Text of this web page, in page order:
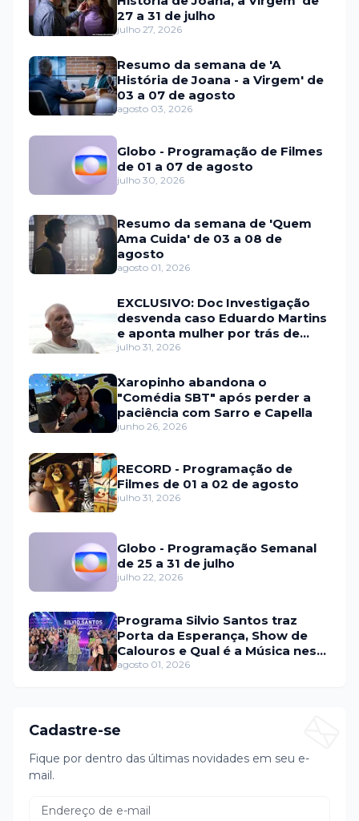
27 a 31 de julho
julho 27, 2026
Resumo da semana de 'A
História de Joana - a Virgem' de
03 a 07 de agosto
agosto 03, 2026
Globo - Programação de Filmes
de 01 a 07 de agosto
julho 30, 2026
Resumo da semana de 'Quem
Ama Cuida' de 03 a 08 de
agosto
agosto 01, 2026
EXCLUSIVO: Doc Investigação
desvenda caso Eduardo Martins
e aponta mulher por trás de
fraude internacional
julho 31, 2026
Xaropinho abandona o
"Comédia SBT" após perder a
paciência com Sarro e Capella
junho 26, 2026
RECORD - Programação de
Filmes de 01 a 02 de agosto
julho 31, 2026
Globo - Programação Semanal
de 25 a 31 de julho
julho 22, 2026
Programa Silvio Santos traz
Porta da Esperança, Show de
Calouros e Qual é a Música neste
domingo (2)
agosto 01, 2026
Cadastre-se
Fique por dentro das últimas novidades em seu e-
mail.